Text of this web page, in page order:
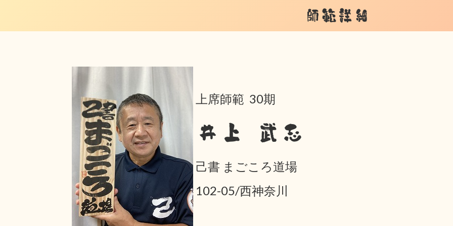
師範詳細
上席師範 30期
井上 武志
己書 まごころ道場
102-05/西神奈川